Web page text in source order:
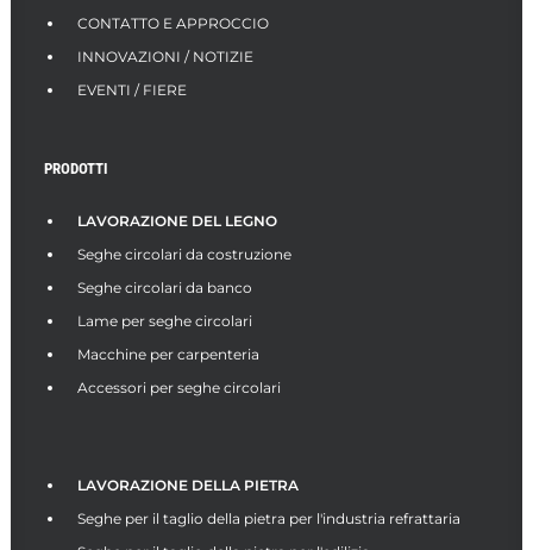
CONTATTO E APPROCCIO
INNOVAZIONI / NOTIZIE
EVENTI / FIERE
PRODOTTI
LAVORAZIONE DEL LEGNO
Seghe circolari da costruzione
Seghe circolari da banco
Lame per seghe circolari
Macchine per carpenteria
Accessori per seghe circolari
LAVORAZIONE DELLA PIETRA
Seghe per il taglio della pietra per l'industria refrattaria